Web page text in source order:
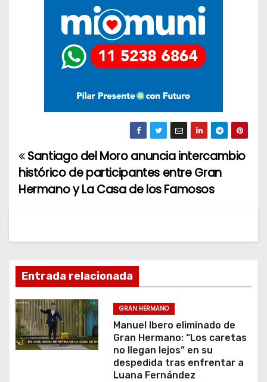
N
a
e
g
a
c
i
Santiago del Moro anuncia intercambio
histórico de participantes entre Gran
Hermano y La Casa de los Famosos
Entrada relacionada
GRAN HERMANO
Manuel Ibero eliminado de
Gran Hermano: “Los caretas
no llegan lejos” en su
despedida tras enfrentar a
Luana Fernández